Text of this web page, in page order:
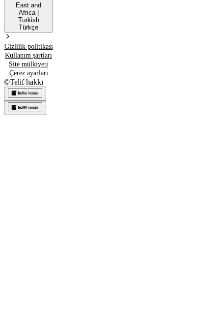
East and
Africa|
Turkish
Türkçe
Gizlilik politikası
Kullanım şartları
Site mülkiyeti
Çerez ayarları
©Telif hakkı